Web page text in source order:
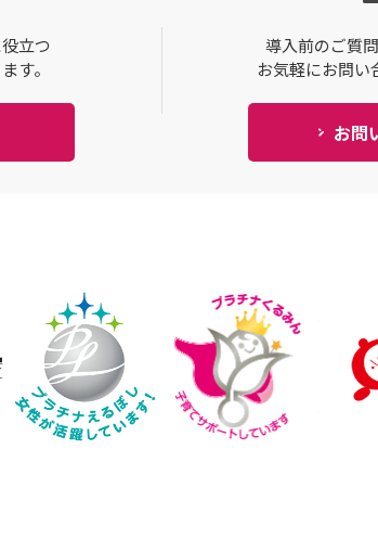
立つ
す。
導入前のご質
お気軽にお問い
お問